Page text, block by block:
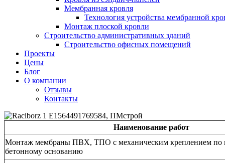
Мембранная кровля
Технология устройства мембранной
Монтаж плоской кровли
Строительство административных зданий
Строительство офисных помещений
Проекты
Цены
Блог
О компании
Отзывы
Контакты
Наименование работ
Монтаж мембраны ПВХ, ТПО с механическим креплением по
бетонному основанию